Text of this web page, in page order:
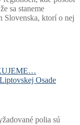
sa staneme
Slovenska, ktorí o nej
Osade
polia sú